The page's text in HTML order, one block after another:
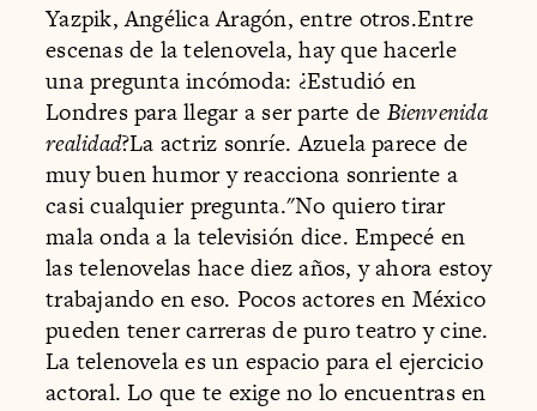
Yazpik, Angélica Aragón, entre otros.Entre
escenas de la telenovela, hay que hacerle
una pregunta incómoda: ¿Estudió en
Londres para llegar a ser parte de Bienvenida
realidad?La actriz sonríe. Azuela parece de
muy buen humor y reacciona sonriente a
casi cualquier pregunta."No quiero tirar
mala onda a la televisión dice. Empecé en
las telenovelas hace diez años, y ahora estoy
trabajando en eso. Pocos actores en México
pueden tener carreras de puro teatro y cine.
La telenovela es un espacio para el ejercicio
actoral. Lo que te exige no lo encuentras en